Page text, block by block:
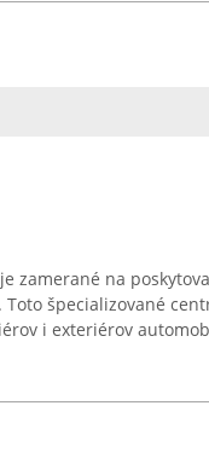
zamerané na
špecializované
i exteriérov